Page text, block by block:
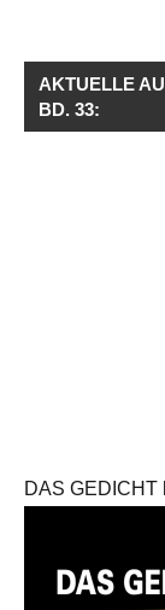
AKTUELLE
BD. 33:
DAS GEDICHT